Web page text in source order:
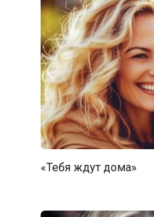
«Тебя ждут дома»